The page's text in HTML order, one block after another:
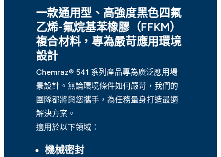
一款通用型、高強度黑色四氟
乙烯-氟烷基苯橡膠（FFKM）
複合材料，專為嚴苛應用環境
設計
Chemraz® 541 系列產品專為廣泛應用場
景設計。無論環境條件如何嚴苛，我們的
團隊都將與您攜手，為任務量身打造最適
解決方案。
適用於以下領域：
機械密封